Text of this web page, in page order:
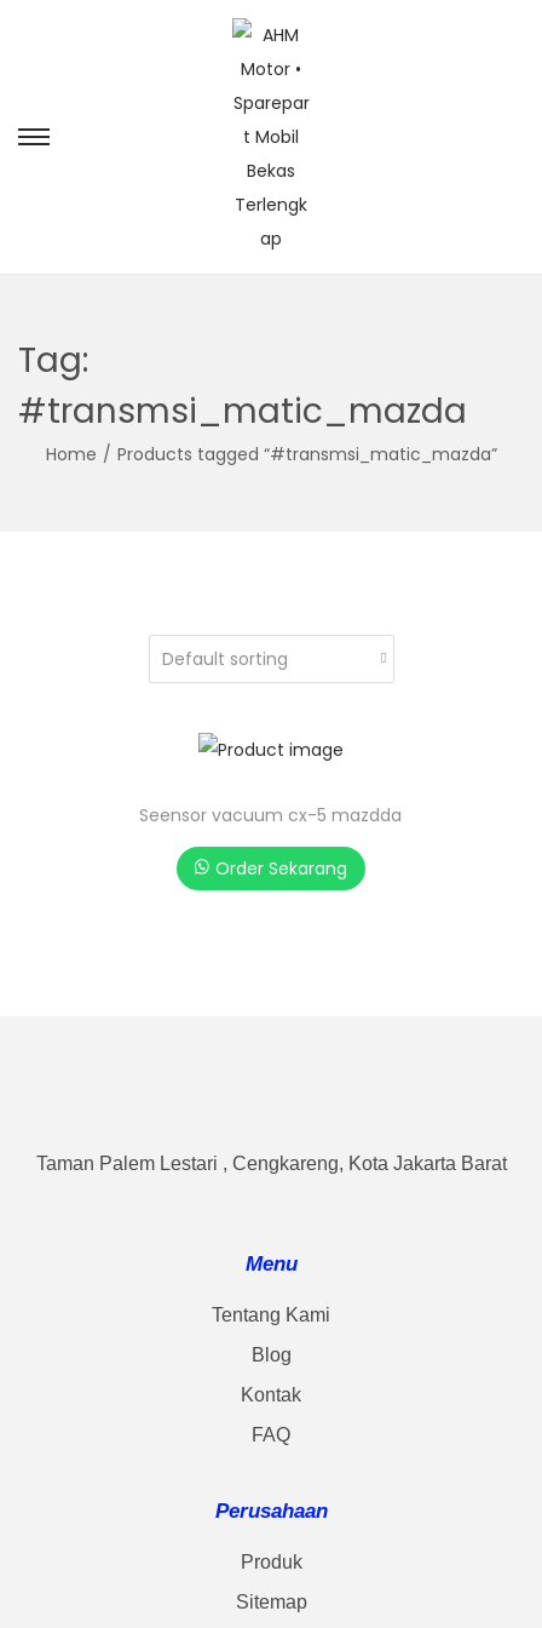
Tag:
#transmsi_matic_mazda
Home / Products tagged “#transmsi_matic_mazda”
Seensor vacuum cx-5 mazdda
Order Sekarang
Taman Palem Lestari , Cengkareng, Kota Jakarta Barat
Menu
Tentang Kami
Blog
Kontak
FAQ
Perusahaan
Produk
Sitemap